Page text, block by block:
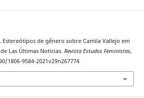
Estereótipos de gênero sobre Camila Vallejo em
Las Últimas Noticias. Revista Estudos Feministas,
1806-9584-2021v29n267774